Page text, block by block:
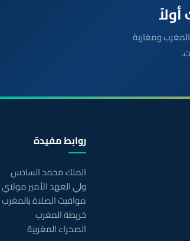
تهمّ المغرب ومغاربة
روابط مفيدة
الملك محمد السادس
ولي العهد الأمير
مواقيت الصلاة بالمغرب
خريطة المغرب
الصحراء المغربية